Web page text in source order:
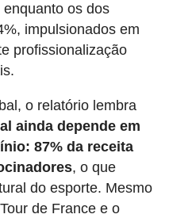
os dos
impulsionados em
profissionalização
o relatório lembra
ainda depende em
87% da receita
, o que
do esporte. Mesmo
de France e o